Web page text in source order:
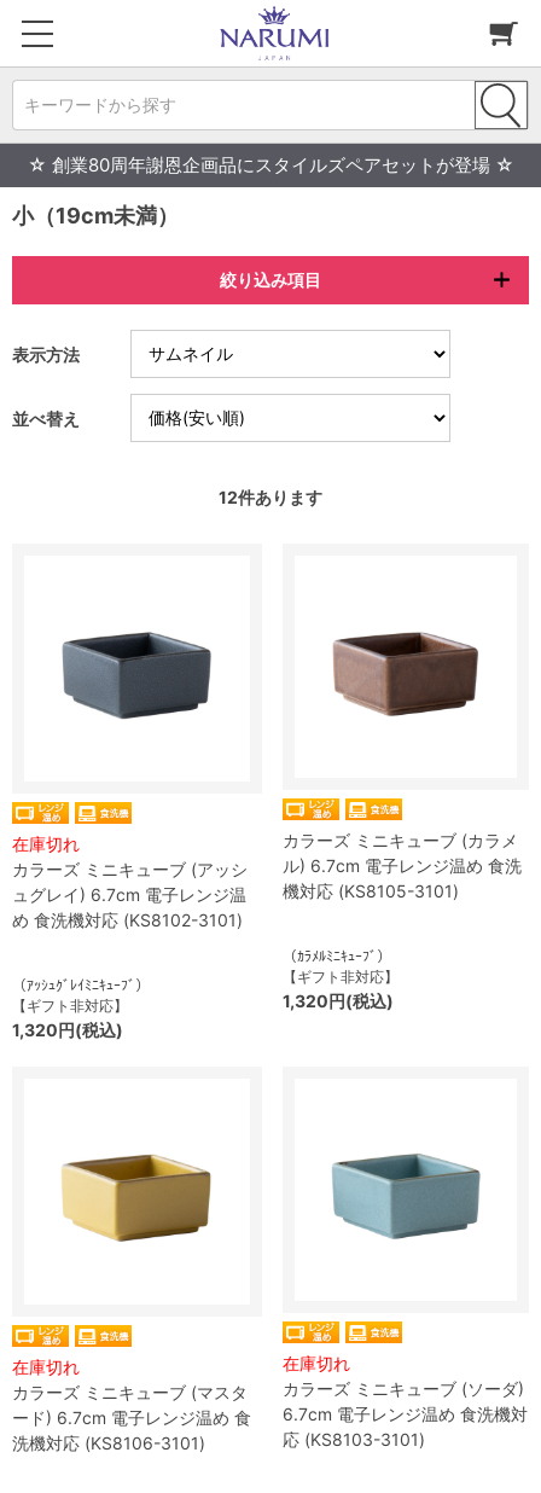
キーワードから探す
☆ 創業80周年謝恩企画品にスタイルズペアセットが登場 ☆
小（19cm未満）
絞り込み項目
表示方法
並べ替え
12件あります
在庫切れ
カラーズ ミニキューブ (アッシ
ュグレイ) 6.7cm 電子レンジ温
め 食洗機対応 (KS8102-3101)
（ｱｯｼｭｸﾞﾚｲﾐﾆｷｭｰﾌﾞ）
【ギフト非対応】
1,320円(税込)
カラーズ ミニキューブ (カラメ
ル) 6.7cm 電子レンジ温め 食洗
機対応 (KS8105-3101)
（ｶﾗﾒﾙﾐﾆｷｭｰﾌﾞ）
【ギフト非対応】
1,320円(税込)
在庫切れ
カラーズ ミニキューブ (マスタ
ード) 6.7cm 電子レンジ温め 食
洗機対応 (KS8106-3101)
在庫切れ
カラーズ ミニキューブ (ソーダ)
6.7cm 電子レンジ温め 食洗機対
応 (KS8103-3101)